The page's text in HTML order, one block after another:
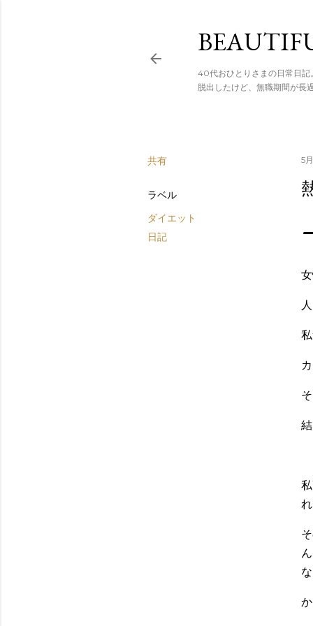
スキップ
40代おひとりさまの日常日記
脱出したけど、無職期間が長
共有
ラベル
ダイエット
日記
5